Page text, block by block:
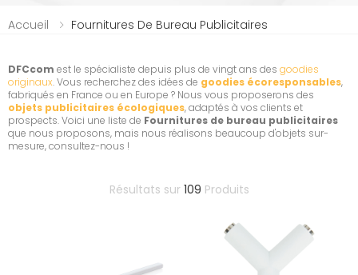
Accueil Fournitures De Bureau Publicitaires
DFCcom est le spécialiste depuis plus de vingt ans des goodies
originaux. Vous recherchez des idées de goodies écoresponsables,
fabriqués en France ou en Europe ? Nous vous proposerons des
objets publicitaires écologiques, adaptés à vos clients et
prospects. Voici une liste de Fournitures de bureau publicitaires
que nous proposons, mais nous réalisons beaucoup d'objets sur-
mesure, consultez-nous !
Résultats sur 109 Produits